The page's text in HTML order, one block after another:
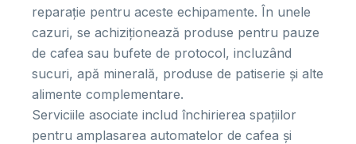
reparație pentru aceste echipamente. În unele
cazuri, se achiziționează produse pentru pauze
de cafea sau bufete de protocol, incluzând
sucuri, apă minerală, produse de patiserie și alte
alimente complementare.
Serviciile asociate includ închirierea spațiilor
pentru amplasarea automatelor de cafea și